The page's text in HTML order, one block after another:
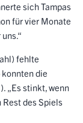
sich Tampas
für vier Monate
fehlte
die
„Es stinkt, wenn
Rest des Spiels